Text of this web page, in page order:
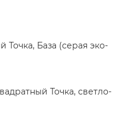
Точка, База (серая эко-
Точка, светло-